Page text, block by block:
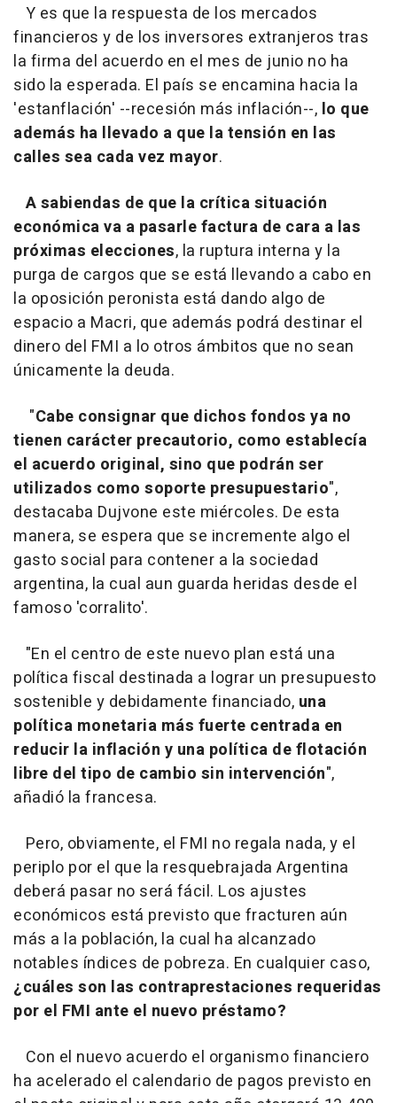
Y es que la respuesta de los mercados
financieros y de los inversores extranjeros tras
la firma del acuerdo en el mes de junio no ha
sido la esperada. El país se encamina hacia la
'estanflación' --recesión más inflación--, lo que
además ha llevado a que la tensión en las
calles sea cada vez mayor.
A sabiendas de que la crítica situación
económica va a pasarle factura de cara a las
próximas elecciones, la ruptura interna y la
purga de cargos que se está llevando a cabo en
la oposición peronista está dando algo de
espacio a Macri, que además podrá destinar el
dinero del FMI a lo otros ámbitos que no sean
únicamente la deuda.
"Cabe consignar que dichos fondos ya no
tienen carácter precautorio, como establecía
el acuerdo original, sino que podrán ser
utilizados como soporte presupuestario",
destacaba Dujvone este miércoles. De esta
manera, se espera que se incremente algo el
gasto social para contener a la sociedad
argentina, la cual aun guarda heridas desde el
famoso 'corralito'.
"En el centro de este nuevo plan está una
política fiscal destinada a lograr un presupuesto
sostenible y debidamente financiado, una
política monetaria más fuerte centrada en
reducir la inflación y una política de flotación
libre del tipo de cambio sin intervención",
añadió la francesa.
Pero, obviamente, el FMI no regala nada, y el
periplo por el que la resquebrajada Argentina
deberá pasar no será fácil. Los ajustes
económicos está previsto que fracturen aún
más a la población, la cual ha alcanzado
notables índices de pobreza. En cualquier caso,
¿cuáles son las contraprestaciones requeridas
por el FMI ante el nuevo préstamo?
Con el nuevo acuerdo el organismo financiero
ha acelerado el calendario de pagos previsto en